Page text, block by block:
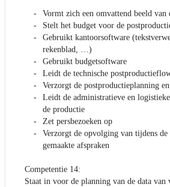
Vormt zich een omvattend beeld van
Stelt het budget voor de
Gebruikt kantoorsoftware
rekenblad, …)
Gebruikt budgetsoftware
Leidt de technische
Verzorgt de postproductieplanning
Leidt de administratieve en
de productie
Zet persbezoeken op
Verzorgt de opvolging van tijdens de
gemaakte afspraken
Competentie 14:
Staat in voor de planning van de data van